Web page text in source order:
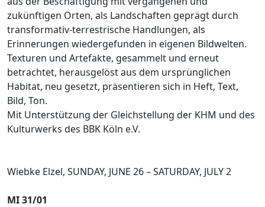
zukünftigen Orten, als Landschaften geprägt durch
transformativ-terrestrische Handlungen, als
Erinnerungen wiedergefunden in eigenen Bildwelten.
Texturen und Artefakte, gesammelt und erneut
betrachtet, herausgelöst aus dem ursprünglichen
Habitat, neu gesetzt, präsentieren sich in Heft, Text,
Bild, Ton.
Mit Unterstützung der Gleichstellung der KHM und des
Kulturwerks des BBK Köln e.V.
Wiebke Elzel, SUNDAY, JUNE 26 – SATURDAY, JULY 2
MI 31/01